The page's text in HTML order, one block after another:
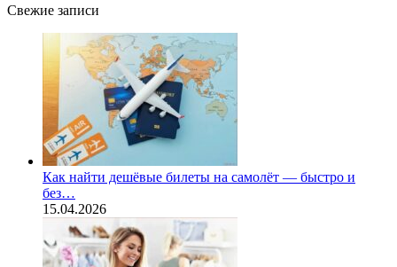
Свежие записи
Как найти дешёвые билеты на самолёт — быстро и
без…
15.04.2026